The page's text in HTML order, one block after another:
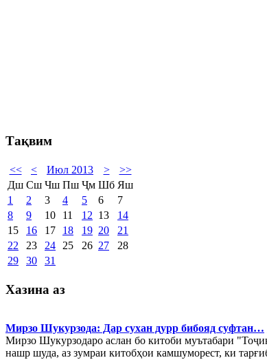
Тақвим
<< < Июл 2013 >
>>
Дш Сш Чш Пш Ҷм Шб Яш
1
2 3 4 5 6
7
8
9 10 11 12 13
14
15
16 17 18 19 20
21
22
23 24 25 26 27
28
29
30 31
Хазина аз
Мирзо Шукурзода: Дар сухан дурр бибояд суфтан…
Мирзо Шукурзодаро аслан бо китоби муътабари
нашр шуда, аз зумраи китобҳои камшуморест, ки